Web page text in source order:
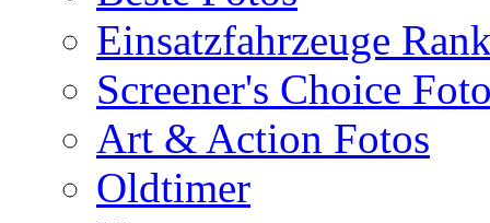
Einsatzfahrzeuge
Screener's Choice
Art & Action Fotos
Oldtimer